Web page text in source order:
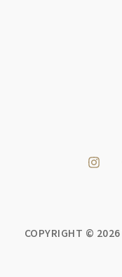
COPYRIGHT © 2026